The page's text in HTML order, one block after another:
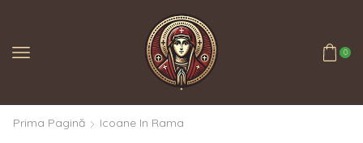
0
Prima Pagină Icoane In Rama